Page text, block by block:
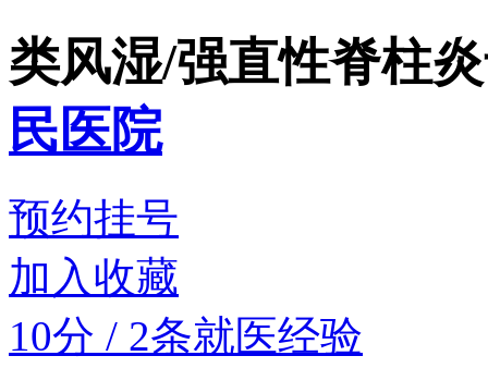
类风湿/强直性脊柱
民医院
预约挂号
加入收藏
10分 / 2条就医经验